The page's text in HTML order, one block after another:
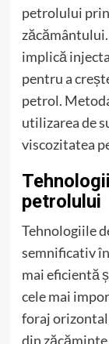
petrolului
implică
pentru a
petrol.
utilizarea de
viscozitatea
petrolului
Tehnologiile
semnificativ
mai eficientă
cele mai
foraj
din